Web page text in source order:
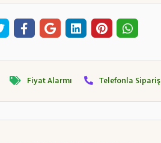
Fiyat Alarmı Telefonla Sipariş